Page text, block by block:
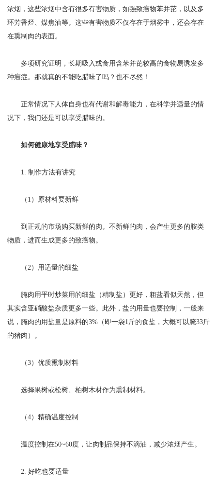
浓烟，这些浓烟中含有很多有害物质，如强致癌物苯并芘，以及多
环芳香烃、煤焦油等。这些有害物质不仅存在于烟雾中，还会存在
在熏制肉的表面。
多项研究证明，长期吸入或食用含苯并芘较高的食物易诱发多
种癌症。那就真的不能吃腊味了吗？也不尽然！
正常情况下人体自身也有代谢和解毒能力，在科学并适量的情
况下，我们还是可以享受腊味的。
如何健康地享受腊味？
1. 制作方法有讲究
（1）原材料要新鲜
到正规的市场购买新鲜的肉。不新鲜的肉，会产生更多的胺类
物质，进而生成更多的致癌物。
（2）用适量的细盐
腌肉用平时炒菜用的细盐（精制盐）更好，粗盐看似天然，但
其实含亚硝酸盐杂质更多一些。此外，盐的用量也要控制，一般来
说，腌肉的用盐量是原料的3%（即一袋1斤的食盐，大概可以腌33斤
的猪肉）。
（3）优质熏制材料
选择果树或松树、柏树木材作为熏制材料。
（4）精确温度控制
温度控制在50~60度，让肉制品保持不滴油，减少浓烟产生。
2. 好吃也要适量